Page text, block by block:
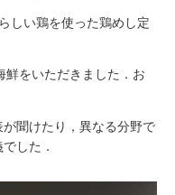
しい鶏を使った鶏めし定
鮮をいただきました．お
聞けたり，異なる分野で
した．